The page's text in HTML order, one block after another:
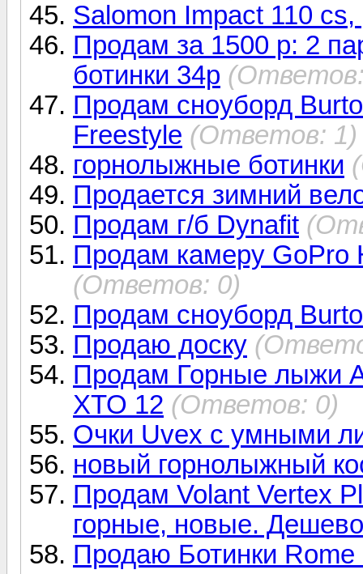
Salomon Impact 110
Продам за 1500 р: 2
ботинки 34р
Продам сноуборд
Freestyle (Ответов: 1)
горнолыжные ботинки
Продается зимний
Продам г/б Dynafit
Продам камеру GoPro
(Ответов: 0)
Продам сноуборд
Продаю доску
Продам Горные лыжи
XTO 12 (Ответов: 0)
Очки Uvex с умными
новый горнолыжный
Продам Volant Vertex
горные, новые.
Продаю Ботинки